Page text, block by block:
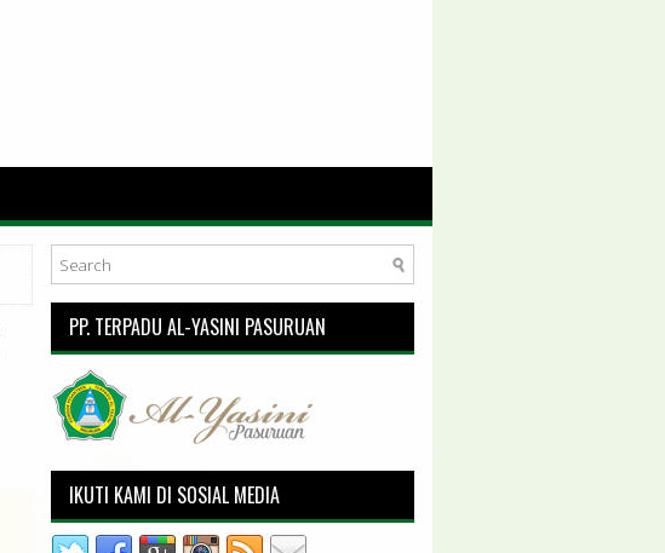
PP. TERPADU AL-YASINI PASURUAN
IKUTI KAMI DI SOSIAL MEDIA